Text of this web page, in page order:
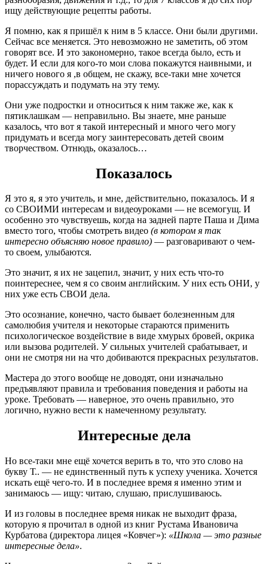
ищу действующие рецепты работы.
Я помню, как я пришёл к ним в 5 классе. Они были другими.
Сейчас все меняется. Это невозможно не заметить, об этом
говорят все. И это закономерно, такое всегда было, есть и
будет. И если для кого-то мои слова покажутся наивными, и
ничего нового я ,в общем, не скажу, все-таки мне хочется
порассуждать и подумать на эту тему.
Они уже подростки и относиться к ним также же, как к
пятиклашкам — неправильно. Вы знаете, мне раньше
казалось, что вот я такой интересный и много чего могу
придумать и всегда могу заинтересовать детей своим
творчеством. Отнюдь, оказалось…
Показалось
Я это я, я это учитель, и мне, действительно, показалось. И я
со СВОИМИ интересам и видеоуроками — не всемогущ. И
особенно это чувствуешь, когда на задней парте Паша и Дима
вместо того, чтобы смотреть видео (в котором я так
интересно объясняю новое правило) — разговаривают о чем-
то своем, улыбаются.
Это значит, я их не зацепил, значит, у них есть что-то
поинтереснее, чем я со своим английским. У них есть ОНИ, у
них уже есть СВОИ дела.
Это осознание, конечно, часто бывает болезненным для
самолюбия учителя и некоторые стараются применить
психологическое воздействие в виде хмурых бровей, окрика
или вызова родителей. У сильных учителей срабатывает, и
они не смотря ни на что добиваются прекрасных результатов.
Мастера до этого вообще не доводят, они изначально
предъявляют правила и требования поведения и работы на
уроке. Требовать — наверное, это очень правильно, это
логично, нужно вести к намеченному результату.
Интересные дела
Но все-таки мне ещё хочется верить в то, что это слово на
букву Т.. — не единственный путь к успеху ученика. Хочется
искать ещё чего-то. И в последнее время я именно этим и
занимаюсь — ищу: читаю, слушаю, прислушиваюсь.
И из головы в последнее время никак не выходит фраза,
которую я прочитал в одной из книг Рустама Ивановича
Курбатова (директора лицея «Ковчег»): «Школа — это разные
интересные дела».